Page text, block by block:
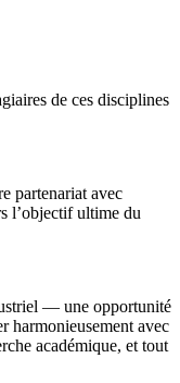
de ces disciplines
partenariat avec
l’objectif ultime du
— une opportunité
harmonieusement avec
académique, et tout